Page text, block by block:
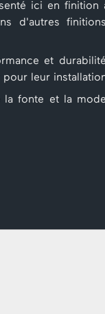
ici en finition
d'autres
et
leur
la fonte et la